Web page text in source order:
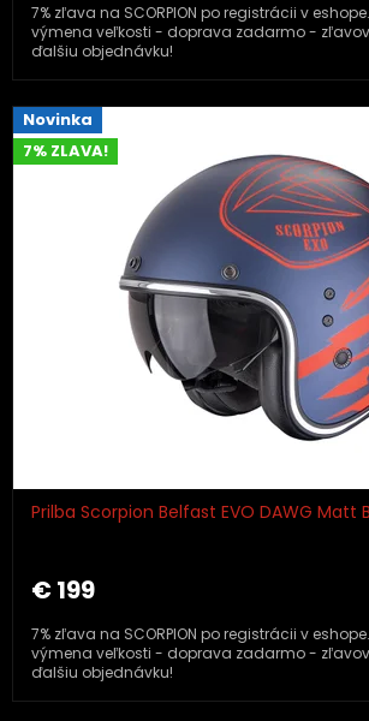
7% zľava na SCORPION po registrácii v
výmena veľkosti - doprava zadarmo -
ďalšiu objednávku!
Novinka
7% ZLAVA!
Prilba Scorpion Belfast EVO DAWG Matt
€ 199
7% zľava na SCORPION po registrácii v
výmena veľkosti - doprava zadarmo -
ďalšiu objednávku!